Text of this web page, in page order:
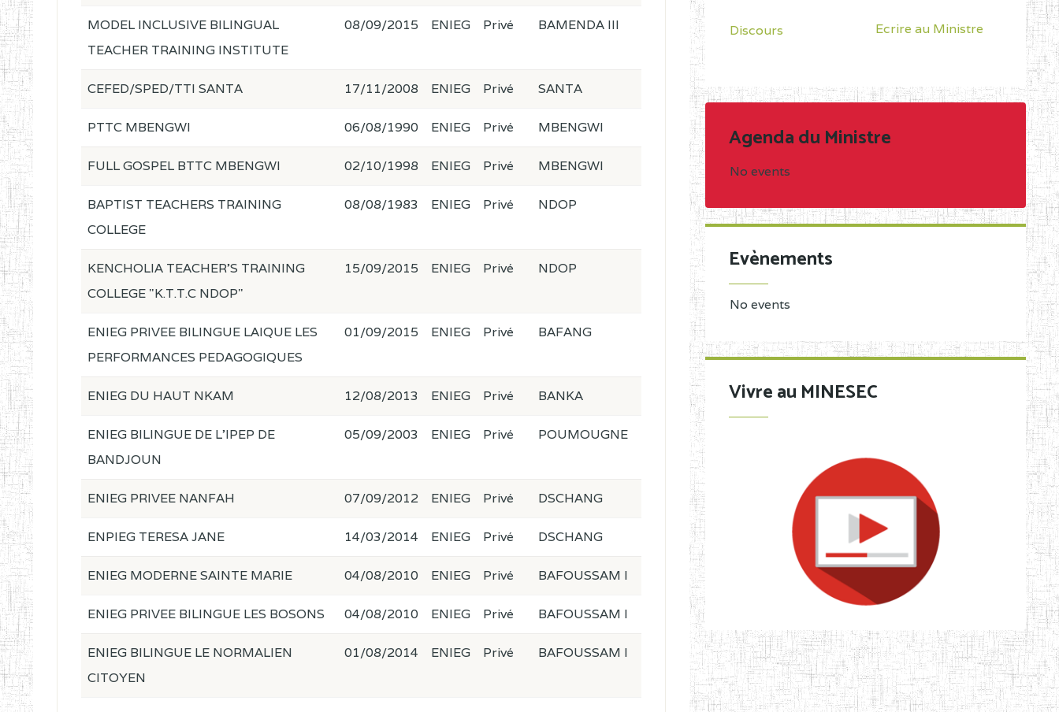
MODEL INCLUSIVE BILINGUAL
TEACHER TRAINING INSTITUTE
08/09/2015 ENIEG Privé BAMENDA III
CEFED/SPED/TTI SANTA 17/11/2008 ENIEG Privé SANTA
PTTC MBENGWI 06/08/1990 ENIEG Privé MBENGWI
FULL GOSPEL BTTC MBENGWI 02/10/1998 ENIEG Privé MBENGWI
BAPTIST TEACHERS TRAINING
COLLEGE
08/08/1983 ENIEG Privé NDOP
KENCHOLIA TEACHER'S TRAINING
COLLEGE "K.T.T.C NDOP"
15/09/2015 ENIEG Privé NDOP
ENIEG PRIVEE BILINGUE LAIQUE LES
PERFORMANCES PEDAGOGIQUES
01/09/2015 ENIEG Privé BAFANG
ENIEG DU HAUT NKAM 12/08/2013 ENIEG Privé BANKA
ENIEG BILINGUE DE L'IPEP DE
BANDJOUN
05/09/2003 ENIEG Privé POUMOUGNE
ENIEG PRIVEE NANFAH 07/09/2012 ENIEG Privé DSCHANG
ENPIEG TERESA JANE 14/03/2014 ENIEG Privé DSCHANG
ENIEG MODERNE SAINTE MARIE 04/08/2010 ENIEG Privé BAFOUSSAM I
ENIEG PRIVEE BILINGUE LES BOSONS 04/08/2010 ENIEG Privé BAFOUSSAM I
ENIEG BILINGUE LE NORMALIEN
CITOYEN
01/08/2014 ENIEG Privé BAFOUSSAM I
Discours Ecrire au Ministre
Agenda du Ministre
No events
Evènements
No events
Vivre au MINESEC